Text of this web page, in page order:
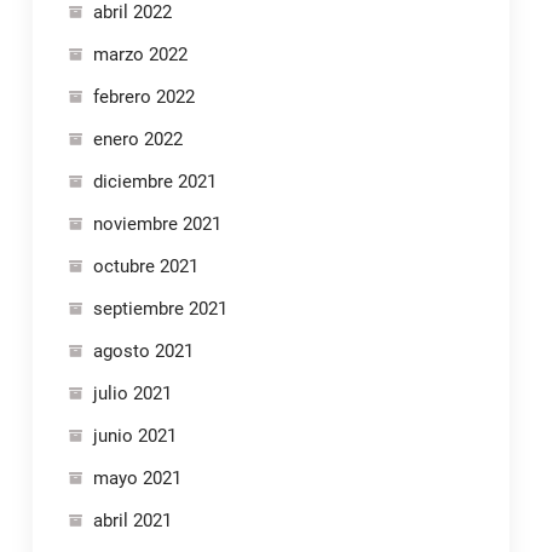
abril 2022
marzo 2022
febrero 2022
enero 2022
diciembre 2021
noviembre 2021
octubre 2021
septiembre 2021
agosto 2021
julio 2021
junio 2021
mayo 2021
abril 2021